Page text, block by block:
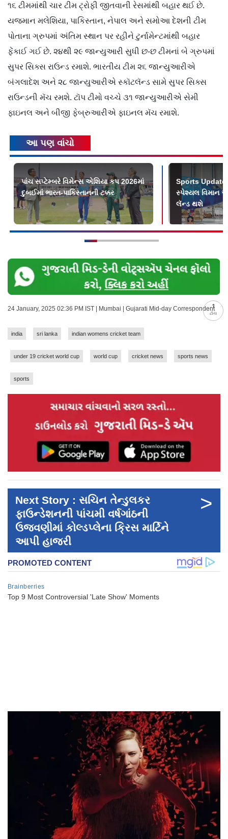
ટોચ
૧૬ ટીમમાંથી ચાર ટીમ ટ્રોફી જીતવાની રેસમાંથી બહાર થઈ છે.
યજમાન મલેશિયા, પાકિસ્તાન, નેપાલ અને સમોઆ દેશની ટીમ
પોતાના ગ્રુપમાં અંતિમ સ્થાન પર રહીને ટુર્નામેન્ટમાંથી બહાર
ફેંકાઈ ગઈ છે. ૨૪થી ૨૯ જાન્યુઆરી સુધી છ-છ ટીમનાં બે ગ્રુપમાં
સુપર સિક્સ રાઉન્ડ રમાશે. ભારતીય ટીમ ૨૬ જાન્યુઆરીએ
બંગલાદેશ અને ૨૮ જાન્યુઆરીએ સ્કૉટલૅન્ડ સામે સુપર સિક્સ
રાઉન્ડની મૅચ રમશે. ટૉપ ટીમો વચ્ચે ૩૧ જાન્યુઆરીએ સેમી
ફાઇનલ અને બીજી ફેબ્રુઆરીએ ફાઇનલ મૅચ રમાશે.
આ પણ વાંચો
પાંચ સપ્ટેમ્બરે વિમેન્સ એશિયા કપ 2026માં
દુબઈમાં ભારત-પાકિસ્તાનની ટક્કર
Sports Update
સ્પેશ્યલ વિમાન
લૅન્ડ થશે
24 January, 2025 02:36 PM IST | Mumbai | Gujarati Mid-day Correspondent
india sri lanka indian womens cricket team
under 19 cricket world cup world cup cricket news sports news
sports
Next Story : સચિન તેન્ડુલકર
ફાઉન્ડેશનની પાંચમી વર્ષગાંઠની
ઉજવણીમાં કોલ્ડપ્લેના ક્રિસ માર્ટિને
આપી હાજરી
>